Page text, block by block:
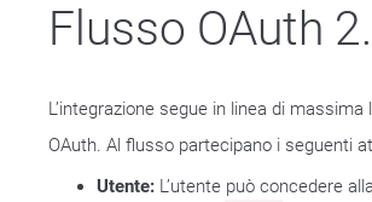
Flusso OAuth
L’integrazione segue in linea di massima
OAuth. Al flusso partecipano i seguenti
Utente: L’utente può concedere